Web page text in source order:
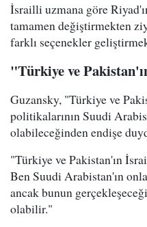
İsrailli uzmana göre
tamamen değiştirmekten
farklı seçenekler
"Türkiye ve
Guzansky, "Türkiye ve
politikalarının Suudi
olabileceğinden endişe
"Türkiye ve Pakistan'ın
Ben Suudi Arabistan'ın
ancak bunun
olabilir."